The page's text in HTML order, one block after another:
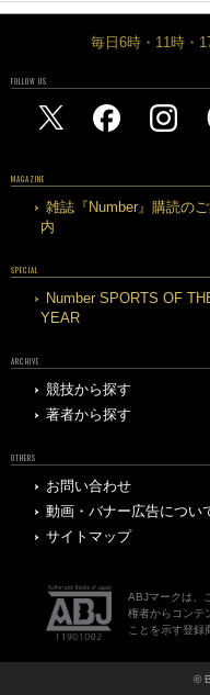
毎日6時・11時・
FOLLOW US
MAGAZINE
雑誌『Number』購読の
内
SPECIAL
Number SPORTS OF
YEAR
ARCHIVE
競技から探す
著者から探す
OTHERS
お問い合わせ
動画・バナー広告につい
サイトマップ
ABJマークは、
権者からコンテ
ことを示す登録
©